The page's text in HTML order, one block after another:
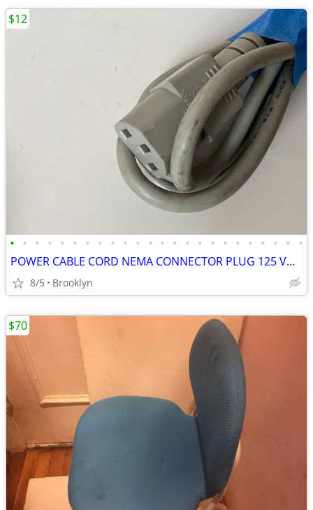
• • • • • • • • • • • • • • • • • • • • • • • •
POWER CABLE CORD NEMA CONNECTOR PLUG 125 VOLT PVC INSULATION 5FT BLACK
8/5 Brooklyn
$12
$70